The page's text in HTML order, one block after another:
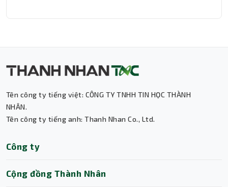
Tên công ty tiếng việt: CÔNG TY TNHH TIN HỌC THÀNH
NHÂN.
Tên công ty tiếng anh: Thanh Nhan Co., Ltd.
Công ty
Cộng đồng Thành Nhân